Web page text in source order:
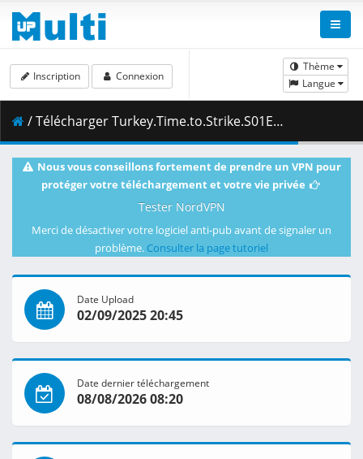
Thème
Langue
Inscription Connexion
/ Télécharger Turkey.Time.to.Strike.S01E09.Right.in.the.Pocket.Together.1080p.CR.WEB-DL.AAC2.0.H.264-VARYG.mkv.002 ( 446.86 MB )
Nous vous conseillons fortement de prendre un VPN pour
protéger votre téléchargement et votre vie privée
Tester NordVPN
Merci de désactiver votre logiciel anti-pub avant de signaler un
problème. Consulter la page tutoriel
Date Upload
02/09/2025 20:45
Date dernier téléchargement
08/08/2026 08:20